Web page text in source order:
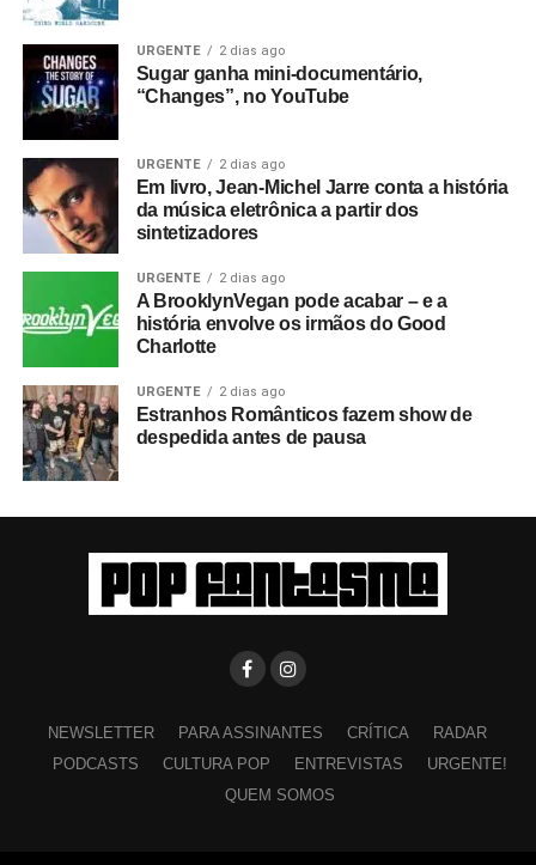
URGENTE 2 dias ago
Sugar ganha mini-documentário,
“Changes”, no YouTube
URGENTE 2 dias ago
Em livro, Jean-Michel Jarre conta a história
da música eletrônica a partir dos
sintetizadores
URGENTE 2 dias ago
A BrooklynVegan pode acabar – e a
história envolve os irmãos do Good
Charlotte
URGENTE 2 dias ago
Estranhos Românticos fazem show de
despedida antes de pausa
NEWSLETTER PARA ASSINANTES CRÍTICA
RADAR
PODCASTS
CULTURA POP ENTREVISTAS
URGENTE!
QUEM SOMOS